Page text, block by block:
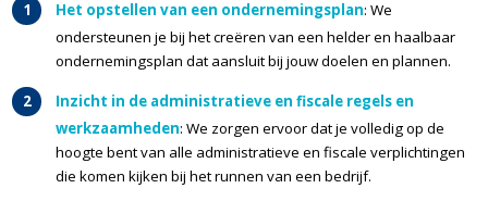
Het opstellen van een ondernemingsplan: We
ondersteunen je bij het creëren van een helder en haalbaar
ondernemingsplan dat aansluit bij jouw doelen en plannen.
Inzicht in de administratieve en fiscale regels en
werkzaamheden: We zorgen ervoor dat je volledig op de
hoogte bent van alle administratieve en fiscale verplichtingen
die komen kijken bij het runnen van een bedrijf.